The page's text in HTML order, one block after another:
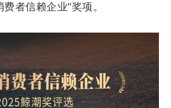
者信赖企业"奖项。